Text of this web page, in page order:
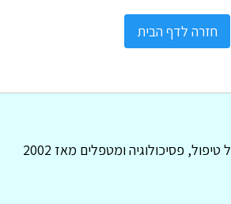
חזרה לדף הבית
פסיכולוגיה ומטפלים מאז 2002